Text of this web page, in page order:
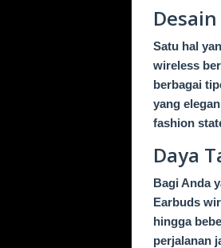
Satu hal
wireless
berbagai
yang
fashion
Daya
Bagi Anda
Earbuds
hingga
perjalanan